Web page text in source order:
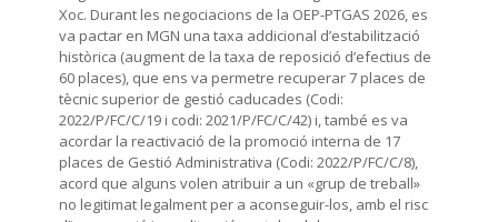
Xoc. Durant les negociacions de la OEP-PTGAS 2026, es
va pactar en MGN una taxa addicional d’estabilització
històrica (augment de la taxa de reposició d’efectius de
60 places), que ens va permetre recuperar 7 places de
tècnic superior de gestió caducades (Codi:
2022/P/FC/C/19 i codi: 2021/P/FC/C/42) i, també es va
acordar la reactivació de la promoció interna de 17
places de Gestió Administrativa (Codi: 2022/P/FC/C/8),
acord que alguns volen atribuir a un «grup de treball»
no legitimat legalment per a aconseguir-los, amb el risc